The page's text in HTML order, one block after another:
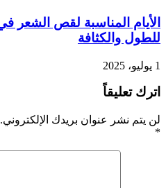
للطول والكثافة
1 يوليو، 2025
اترك تعليقاً
لن يتم نشر عنوان بريدك الإلكتروني.
*